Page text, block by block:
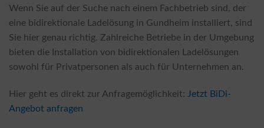
Wenn Sie auf der Suche nach einem Fachbetrieb sind, der
eine bidirektionale Ladelösung in Gundheim installiert, sind
Sie hier genau richtig. Zahlreiche Betriebe in der Umgebung
bieten die Installation von bidirektionalen Ladelösungen
sowohl für Privatpersonen als auch für Unternehmen an.
Hier geht es direkt zur Anfragemöglichkeit: Jetzt BiDi-
Angebot anfragen